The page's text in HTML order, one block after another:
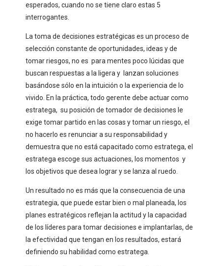
esperados, cuando no se tiene claro estas 5
interrogantes.
La toma de decisiones estratégicas es un proceso de
selección constante de oportunidades, ideas y de
tomar riesgos, no es para mentes poco lúcidas que
buscan respuestas a la ligera y lanzan soluciones
basándose sólo en la intuición o la experiencia de lo
vivido. En la práctica, todo gerente debe actuar como
estratega, su posición de tomador de decisiones le
exige tomar partido en las cosas y tomar un riesgo, el
no hacerlo es renunciar a su responsabilidad y
demuestra que no está capacitado como estratega, el
estratega escoge sus actuaciones, los momentos y
los objetivos que desea lograr y se lanza al ruedo.
Un resultado no es más que la consecuencia de una
estrategia, que puede estar bien o mal planeada, los
planes estratégicos reflejan la actitud y la capacidad
de los líderes para tomar decisiones e implantarlas, de
la efectividad que tengan en los resultados, estará
definiendo su habilidad como estratega.